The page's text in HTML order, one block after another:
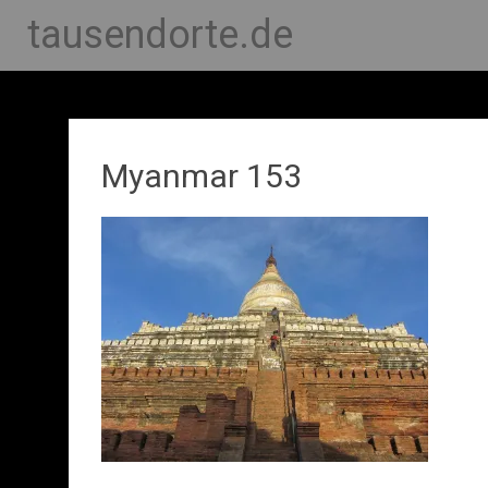
tausendorte.de
Myanmar 153